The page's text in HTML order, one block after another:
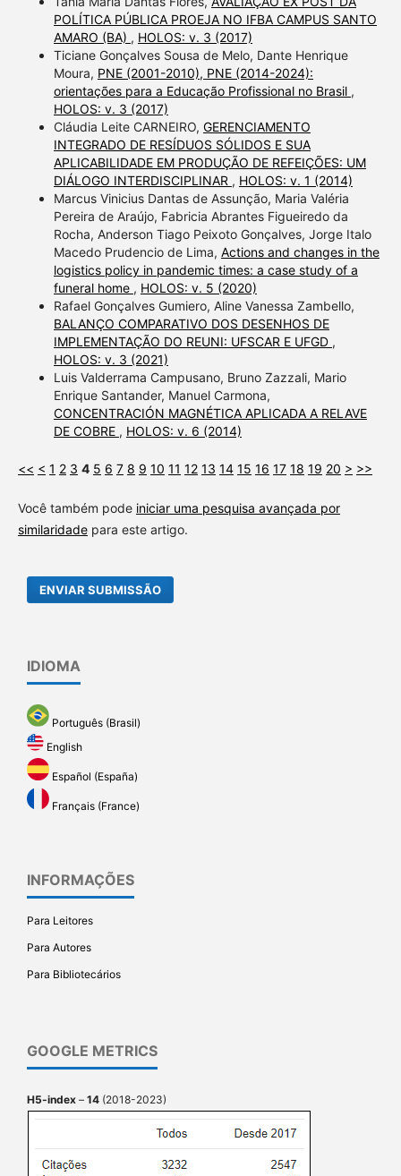
POLÍTICA PÚBLICA PROEJA NO IFBA CAMPUS SANTO
AMARO (BA) , HOLOS: v. 3 (2017)
Ticiane Gonçalves Sousa de Melo, Dante Henrique
Moura, PNE (2001-2010), PNE (2014-2024):
orientações para a Educação Profissional no Brasil ,
HOLOS: v. 3 (2017)
Cláudia Leite CARNEIRO, GERENCIAMENTO
INTEGRADO DE RESÍDUOS SÓLIDOS E SUA
APLICABILIDADE EM PRODUÇÃO DE REFEIÇÕES: UM
DIÁLOGO INTERDISCIPLINAR , HOLOS: v. 1 (2014)
Marcus Vinicius Dantas de Assunção, Maria Valéria
Pereira de Araújo, Fabricia Abrantes Figueiredo da
Rocha, Anderson Tiago Peixoto Gonçalves, Jorge Italo
Macedo Prudencio de Lima, Actions and changes in the
logistics policy in pandemic times: a case study of a
funeral home , HOLOS: v. 5 (2020)
Rafael Gonçalves Gumiero, Aline Vanessa Zambello,
BALANÇO COMPARATIVO DOS DESENHOS DE
IMPLEMENTAÇÃO DO REUNI: UFSCAR E UFGD ,
HOLOS: v. 3 (2021)
Luis Valderrama Campusano, Bruno Zazzali, Mario
Enrique Santander, Manuel Carmona,
CONCENTRACIÓN MAGNÉTICA APLICADA A RELAVE
DE COBRE , HOLOS: v. 6 (2014)
<< < 1 2 3 4 5 6 7 8 9 10 11 12 13 14 15 16 17 18 19 20 > >>
Você também pode iniciar uma pesquisa avançada por
similaridadepara este artigo.
ENVIAR SUBMISSÃO
IDIOMA
Português (Brasil)
English
Español (España)
Français (France)
INFORMAÇÕES
Para Leitores
Para Autores
Para Bibliotecários
GOOGLE METRICS
H5-index – 14 (2018-2023)